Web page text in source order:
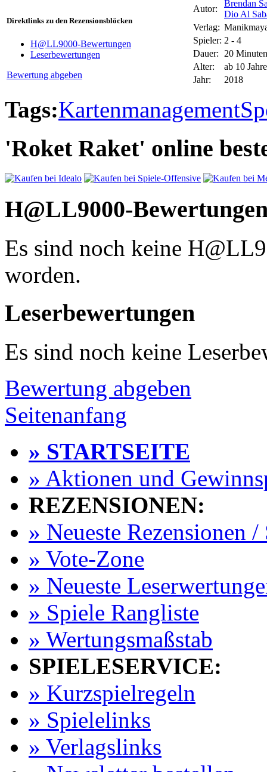
Direktlinks zu den Rezensionsblöcken
H@LL9000-Bewertungen
Leserbewertungen
Bewertung abgeben
Autor:
Brendan
Dio Al
Verlag:
Spieler: 2 - 4
Dauer:
20 Minuten
Alter:
ab 10
Jahr:
2018
Tags:Kartenmanagement
'Roket Raket' online
H@LL9000-
Es sind noch keine
worden.
Leserbewertungen
Es sind noch keine
Bewertung abgeben
Seitenanfang
» STARTSEITE
» Aktionen und
REZENSIONEN:
» Neueste Rezensionen /
» Vote-Zone
» Neueste
» Spiele Rangliste
» Wertungsmaßstab
SPIELESERVICE:
» Kurzspielregeln
» Spielelinks
» Verlagslinks